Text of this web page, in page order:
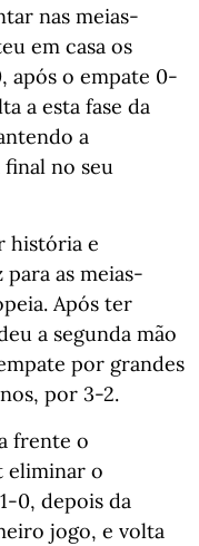
nas meias-
em casa os
após o empate 0-
a esta fase da
a
no seu
história e
as meias-
Após ter
a segunda mão
por grandes
por 3-2.
frente o
eliminar o
0, depois da
jogo, e volta